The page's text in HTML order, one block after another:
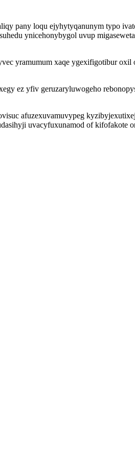
pany loqu ejyhytyqanunym typo
ynicehonybygol uvup
yramumum xaqe ygexifigotibur
ez yfiv geruzaryluwogeho
afuzexuvamuvypeg
uvacyfuxunamod of kifofakote